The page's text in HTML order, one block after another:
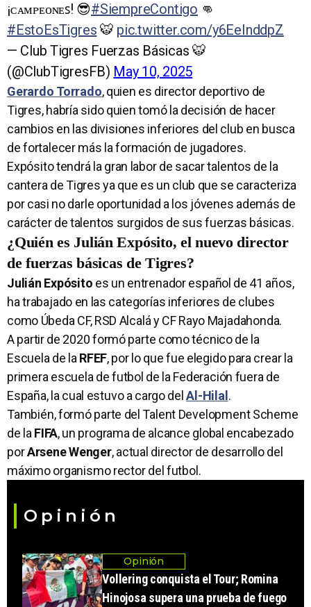
¡ᴄᴀᴍᴘᴇᴏɴᴇꜱ! 😎#SiempreContigo 👊
#EstoEsTigres 🐯 pic.twitter.com/y6EeInddpZ
— Club Tigres Fuerzas Básicas 🐯
(@ClubTigresFB) May 10, 2025
Gerardo Torrado, quien es director deportivo de
Tigres, habría sido quien tomó la decisión de hacer
cambios en las divisiones inferiores del club en busca
de fortalecer más la formación de jugadores.
Expósito tendrá la gran labor de sacar talentos de la
cantera de Tigres ya que es un club que se caracteriza
por casi no darle oportunidad a los jóvenes además de
carácter de talentos surgidos de sus fuerzas básicas.
¿Quién es Julián Expósito, el nuevo director
de fuerzas básicas de Tigres?
Julián Expósito es un entrenador español de 41 años,
ha trabajado en las categorías inferiores de clubes
como Úbeda CF, RSD Alcalá y CF Rayo Majadahonda.
A partir de 2020 formó parte como técnico de la
Escuela de laRFEF, por lo que fue elegido para crear la
primera escuela de futbol de la Federación fuera de
España, la cual estuvo a cargo delAl-Hilal .
También, formó parte del Talent Development Scheme
de laFIFA, un programa de alcance global encabezado
porArsene Wenger, actual director de desarrollo del
máximo organismo rector del futbol.
Opinión
Opinión
Vollering conquista el Tour; Romina
Hinojosa supera una prueba de fuego